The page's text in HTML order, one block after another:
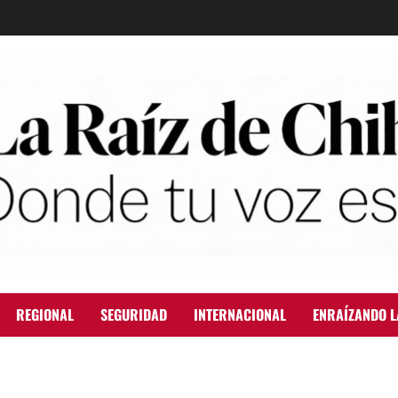
REGIONAL SEGURIDAD INTERNACIONAL ENRAÍZANDO